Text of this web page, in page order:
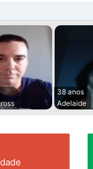
38 anos
Adelaide